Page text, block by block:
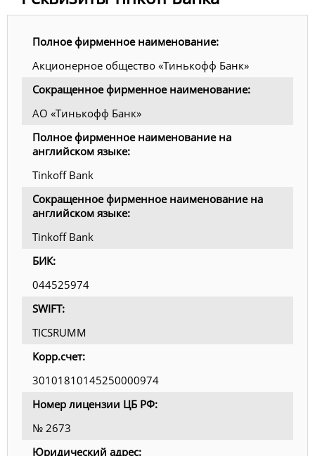
Полное фирменное наименование:
Акционерное общество «Тинькофф Банк»
Сокращенное фирменное наименование:
АО «Тинькофф Банк»
Полное фирменное наименование на
английском языке:
Tinkoff Bank
Сокращенное фирменное наименование на
английском языке:
Tinkoff Bank
БИК:
044525974
SWIFT:
TICSRUMM
Корр.счет:
30101810145250000974
Номер лицензии ЦБ РФ:
№ 2673
Юридический адрес: